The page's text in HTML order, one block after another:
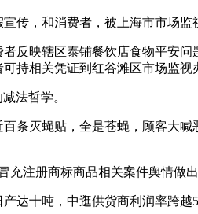
，和消费者，被上海市市场监
映辖区泰铺餐饮店食物平安问
相关凭证到红谷滩区市场监视
法哲学。
灭蝇贴，全是苍蝇，顾客大喊
注册商标商品相关案件舆情做出
十吨，中逛供货商利润率跨越